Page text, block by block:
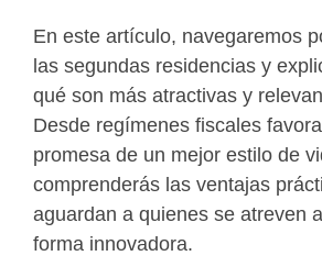
En este artículo, navegaremos
las segundas residencias y
qué son más atractivas y
Desde regímenes fiscales
promesa de un mejor estilo de
comprenderás las ventajas
aguardan a quienes se atreven
forma innovadora.